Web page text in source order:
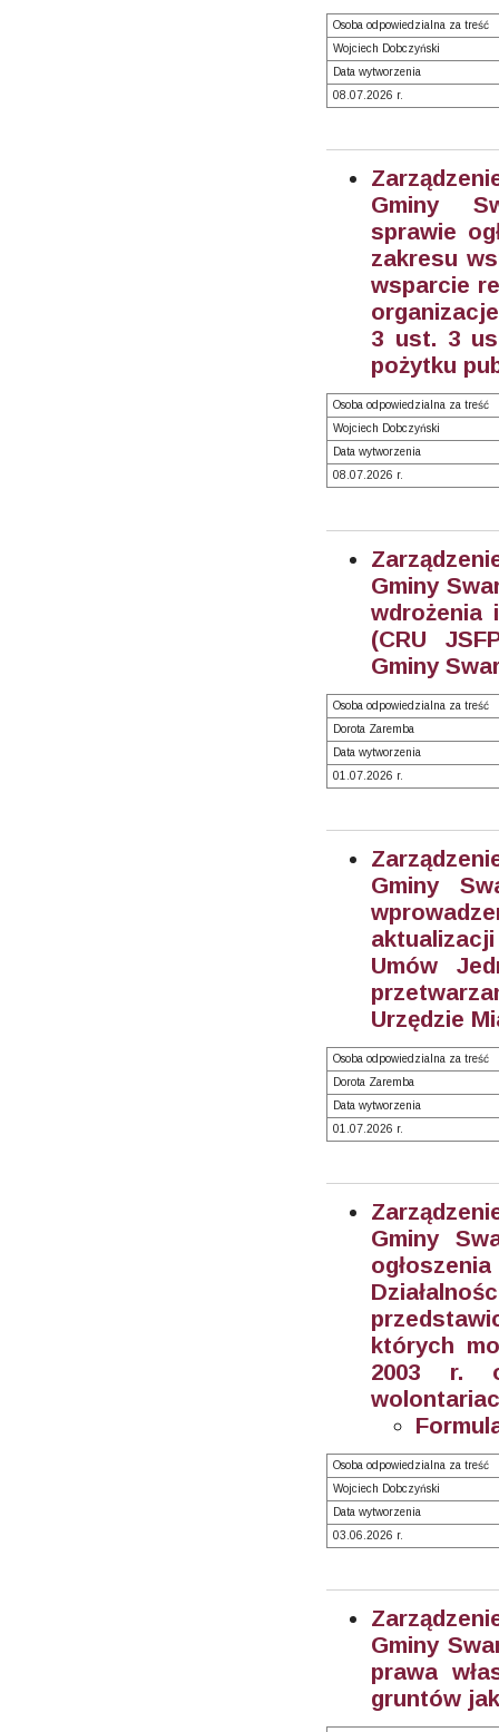
Osoba odpowiedzialna za treść
Wojciech Dobczyński
Data wytworzenia
08.07.2026 r.
Gminy
sprawie
zakresu
wsparcie
3 ust. 3
pożytku
Osoba odpowiedzialna za treść
Wojciech Dobczyński
Data wytworzenia
08.07.2026 r.
Gminy
wdrożenia
(CRU
Gminy
Osoba odpowiedzialna za treść
Dorota Zaremba
Data wytworzenia
01.07.2026 r.
Gminy
Umów
Urzędzie
Osoba odpowiedzialna za treść
Dorota Zaremba
Data wytworzenia
01.07.2026 r.
Gminy
których
2003 r.
Osoba odpowiedzialna za treść
Wojciech Dobczyński
Data wytworzenia
03.06.2026 r.
Gminy
prawa
gruntów